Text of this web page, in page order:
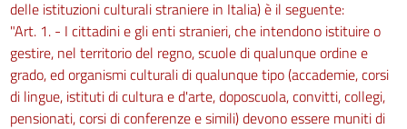
delle istituzioni culturali straniere in Italia) è il seguente:
"Art. 1. - I cittadini e gli enti stranieri, che intendono istituire o
gestire, nel territorio del regno, scuole di qualunque ordine e
grado, ed organismi culturali di qualunque tipo (accademie, corsi
di lingue, istituti di cultura e d'arte, doposcuola, convitti, collegi,
pensionati, corsi di conferenze e simili) devono essere muniti di